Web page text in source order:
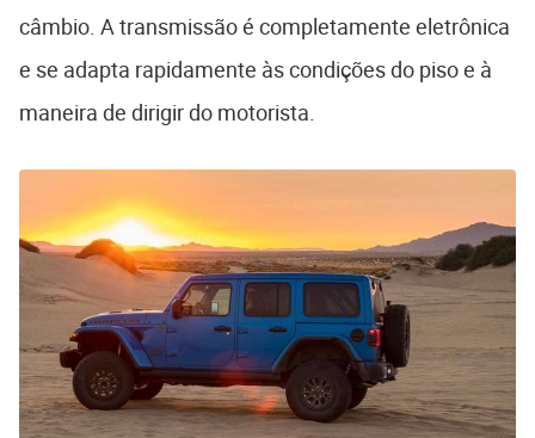
câmbio. A transmissão é completamente eletrônica
e se adapta rapidamente às condições do piso e à
maneira de dirigir do motorista.